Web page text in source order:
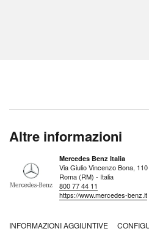
Altre informazioni
Mercedes Benz Italia
Via Giulio Vincenzo Bona, 110
Roma (RM) - Italia
800 77 44 11
https://www.mercedes-benz.it
INFORMAZIONI AGGIUNTIVE